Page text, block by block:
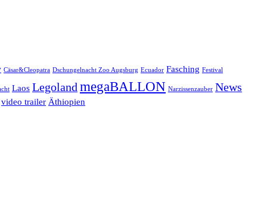
Cäsar&Cleopatra Dschungelnacht Zoo Augsburg Ecuador Fasching Festival
Laos Legoland megaBALLON Narzissenzauber News
video trailer Äthiopien